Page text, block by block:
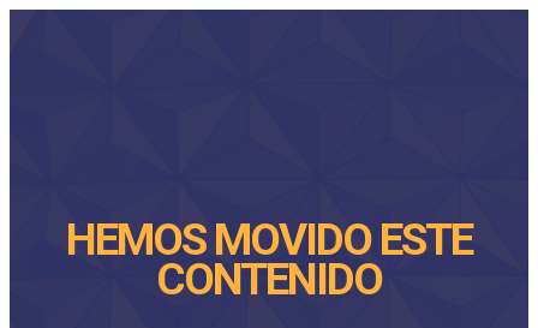
HEMOS MOVIDO ESTE
CONTENIDO